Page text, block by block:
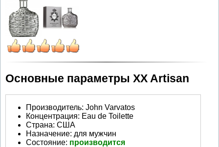
Основные параметры XX Artisan
Производитель: John Varvatos
Концентрация: Eau de Toilette
Страна: США
Назначение: для мужчин
Состояние: производится